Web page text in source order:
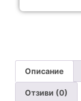
Описание
Отзиви (0)